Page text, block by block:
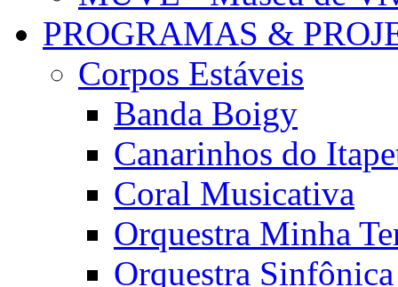
PROGRAMAS &
Corpos Estáveis
Banda Boigy
Canarinhos do
Coral Musicativa
Orquestra Minha
Orquestra